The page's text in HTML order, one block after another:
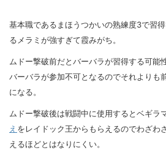
基本職であるまほうつかいの熟練度3で習
るメラミが強すぎて霞みがち。
ムドー撃破前だとバーバラが習得する可能
バーバラが参加不可となるのでそれよりも
になる。
ムドー撃破後は戦闘中に使用するとベギラ
え をレイドック王からもらえるのでわざわ
えるほどとはなりにくい。